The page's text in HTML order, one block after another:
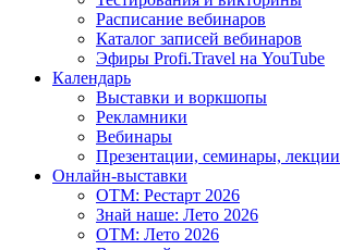
Расписание вебинаров
Каталог записей вебинаров
Эфиры Profi.Travel на YouTube
Календарь
Выставки и воркшопы
Рекламники
Вебинары
Презентации, семинары, лекции
Онлайн-выставки
OTM: Рестарт 2026
Знай наше: Лето 2026
OTM: Лето 2026